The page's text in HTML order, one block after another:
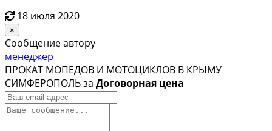
18 июля 2020
×
Сообщение автору
менеджер
ПРОКАТ МОПЕДОВ И МОТОЦИКЛОВ В КРЫМУ
СИМФЕРОПОЛЬ за Договорная цена